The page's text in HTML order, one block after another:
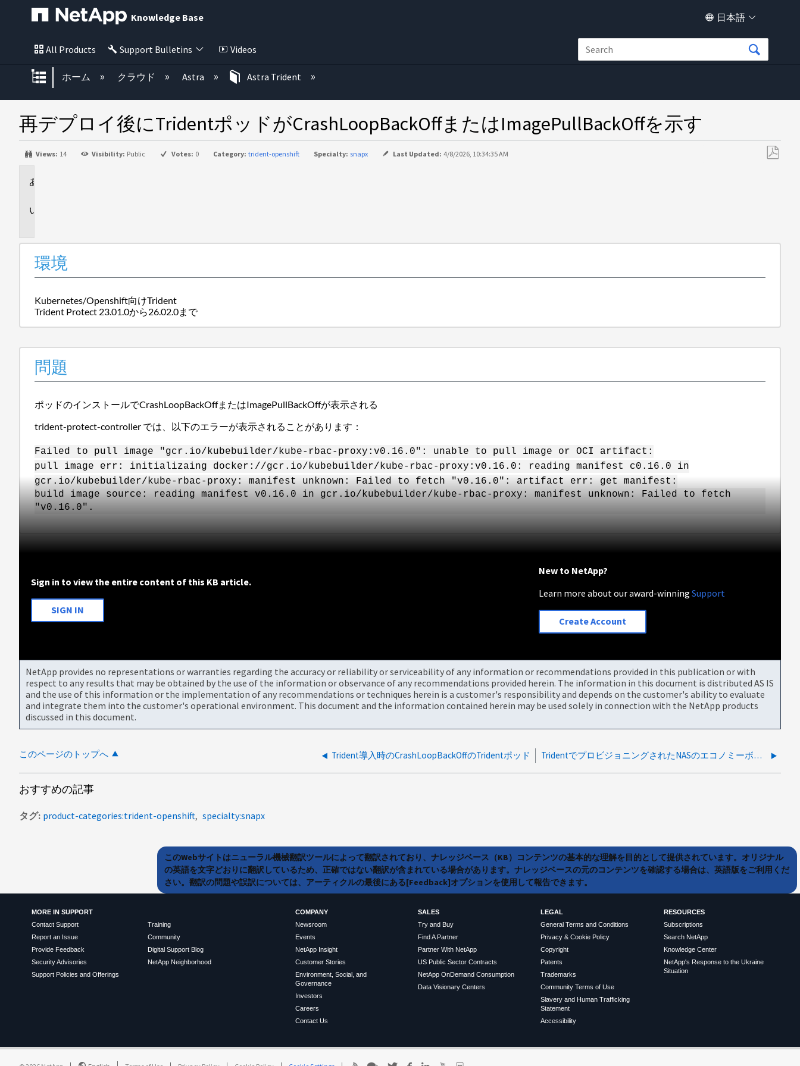
Knowledge Base 日本語
All Products Support Bulletins Videos
グローバル階層を展開/折りたたむ
ホーム クラウド Astra Astra Trident
再デプロイ後にTridentポッドがCrashLoopBackOffまたはImagePullBackOffを示す
Views: 14 Visibility: Public Votes: 0 Category: trident-openshift Specialty: snapx Last Updated: 4/8/2026, 10:34:35 AM
環境
Kubernetes/Openshift向けTrident
Trident Protect 23.01.0から26.02.0まで
問題
ポッドのインストールでCrashLoopBackOffまたはImagePullBackOffが表示される
trident-protect-controller では、以下のエラーが表示されることがあります：
Failed to pull image "gcr.io/kubebuilder/kube-rbac-proxy:v0.16.0": unable to pull image or OCI artifact:
pull image err: initializaing docker://gcr.io/kubebuilder/kube-rbac-proxy:v0.16.0: reading manifest c0.16.0 in
gcr.io/kubebuilder/kube-rbac-proxy: manifest unknown: Failed to fetch "v0.16.0": artifact err: get manifest:
build image source: reading manifest v0.16.0 in gcr.io/kubebuilder/kube-rbac-proxy: manifest unknown: Failed to fetch
"v0.16.0".
Sign in to view the entire content of this KB article.
SIGN IN
New to NetApp?
Learn more about our award-winningSupport
Create Account
NetApp provides no representations or warranties regarding the accuracy or reliability or serviceability of any information or recommendations provided in this publication or with
respect to any results that may be obtained by the use of the information or observance of any recommendations provided herein. The information in this document is distributed AS IS
and the use of this information or the implementation of any recommendations or techniques herein is a customer's responsibility and depends on the customer's ability to evaluate
and integrate them into the customer's operational environment. This document and the information contained herein may be used solely in connection with the NetApp products
discussed in this document.
このページのトップへ Trident導入時のCrashLoopBackOffのTridentポッド TridentでプロビジョニングされたNASのエコノミーボリュームは、手動または自動拡張後にサイズがリセットされる
おすすめの記事
タグ product-categories:trident-openshift specialty:snapx
このWebサイトはニューラル機械翻訳ツールによって翻訳されており、ナレッジベース（KB）コンテンツの基本的な理解を目的として提供されています。オリジナル
の英語を文字どおりに翻訳しているため、正確ではない翻訳が含まれている場合があります。ナレッジベースの元のコンテンツを確認する場合は、英語版をご利用くだ
さい。翻訳の問題や誤訳については、アーティクルの最後にある[Feedback]オプションを使用して報告できます。
MORE IN SUPPORT
Contact Support
Report an Issue
Provide Feedback
Security Advisories
Support Policies and Offerings
Training
Community
Digital Support Blog
NetApp Neighborhood
COMPANY
Newsroom
Events
NetApp Insight
Customer Stories
Environment, Social, and
Governance
Investors
Careers
Contact Us
SALES
Try and Buy
Find A Partner
Partner With NetApp
US Public Sector Contracts
NetApp OnDemand Consumption
Data Visionary Centers
LEGAL
General Terms and Conditions
Privacy & Cookie Policy
Copyright
Patents
Trademarks
Community Terms of Use
Slavery and Human Trafficking
Statement
Accessibility
RESOURCES
Subscriptions
Search NetApp
Knowledge Center
NetApp's Response to the Ukraine
Situation